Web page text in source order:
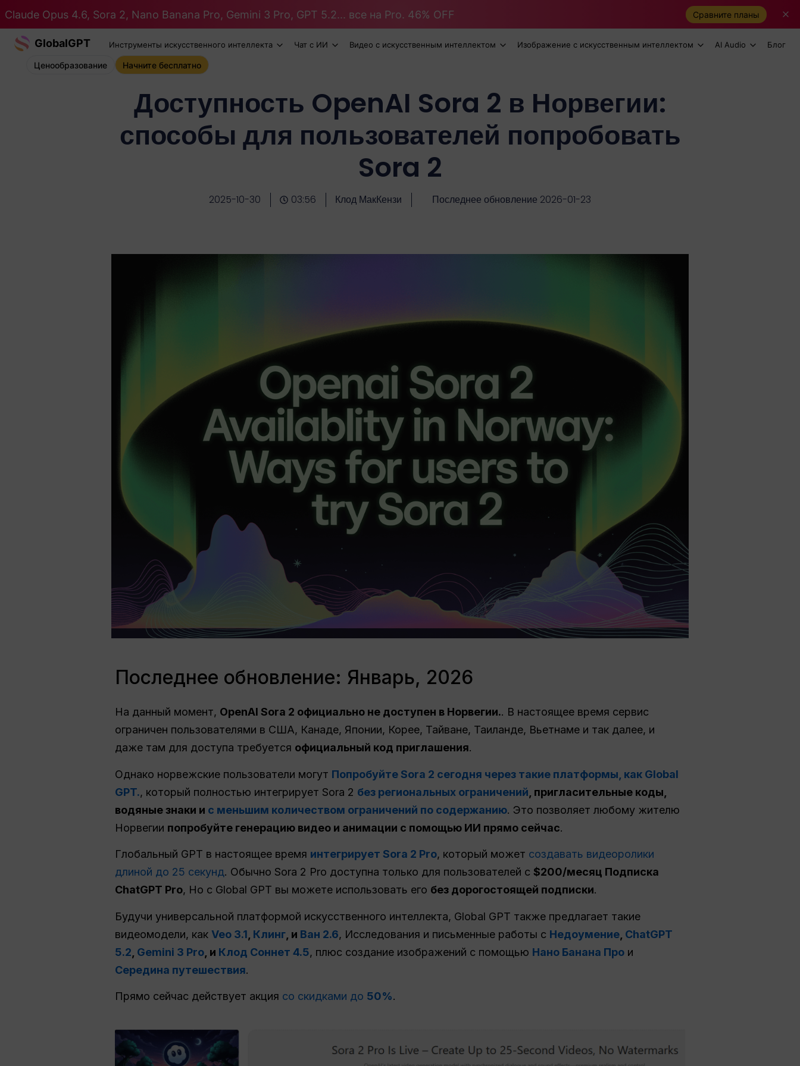
Claude Opus 4.6, Sora 2, Nano Banana Pro, Gemini 3 Pro, GPT 5.2... все на Pro. 46% OFF Сравните планы
GlobalGPT Инструменты искусственного интеллекта Чат с ИИ Видео с искусственным интеллектом Изображение с искусственным интеллектом AI Audio Блог
Ценообразование Начните бесплатно
Доступность OpenAI Sora 2 в Норвегии:
способы для пользователей попробовать
Sora 2
2025-10-30 03:56 Клод МакКензи Последнее обновление 2026-01-23
Последнее обновление: Январь, 2026
На данный момент, OpenAI Sora 2 официально не доступен в Норвегии.. В настоящее время сервис
ограничен пользователями в США, Канаде, Японии, Корее, Тайване, Таиланде, Вьетнаме и так далее, и
даже там для доступа требуется официальный код приглашения.
Однако норвежские пользователи могут Попробуйте Sora 2 сегодня через такие платформы, как Global
GPT., который полностью интегрирует Sora 2 без региональных ограничений , пригласительные коды,
водяные знаки и с меньшим количеством ограничений по содержанию. Это позволяет любому жителю
Норвегии попробуйте генерацию видео и анимации с помощью ИИ прямо сейчас.
Глобальный GPT в настоящее время интегрирует Sora 2 Pro, который может создавать видеоролики
длиной до 25 секунд. Обычно Sora 2 Pro доступна только для пользователей с $200/месяц Подписка
ChatGPT Pro, Но с Global GPT вы можете использовать его без дорогостоящей подписки.
Будучи универсальной платформой искусственного интеллекта, Global GPT также предлагает такие
видеомодели, как Veo 3.1 Клинг , и Ван 2.6, Исследования и письменные работы с Недоумение ChatGPT
5.2 Gemini 3 Pro , и Клод Соннет 4.5, плюс создание изображений с помощью Нано Банана Про и
Середина путешествия.
Прямо сейчас действует акция со скидками до 50%.